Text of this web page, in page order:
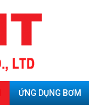
ỨNG DỤNG BƠM